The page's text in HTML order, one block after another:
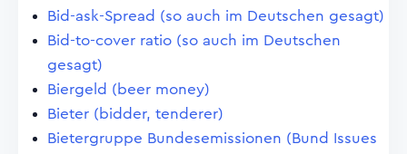
Bid-ask-Spread (so auch im Deutschen gesagt)
Bid-to-cover ratio (so auch im Deutschen
gesagt)
Biergeld (beer money)
Bieter (bidder, tenderer)
Bietergruppe Bundesemissionen (Bund Issues